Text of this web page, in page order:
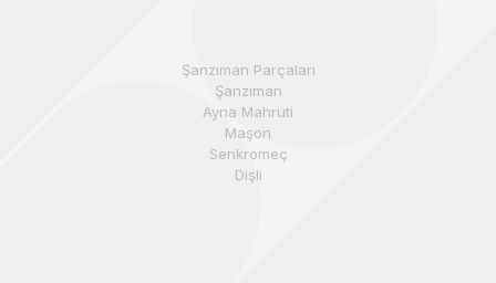
Şanzıman Parçaları
Şanzıman
Ayna Mahruti
Maşon
Senkromeç
Dişli